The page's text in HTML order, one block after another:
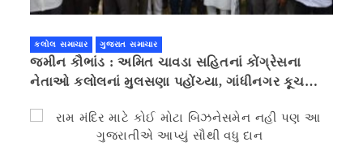
કલોલ સમાચાર ગુજરાત સમાચાર
જમીન કૌભાંડ : અમિત ચાવડા સહિતનાં કોંગ્રેસના
નેતાઓ કલોલનાં મુલસણા પહોંચ્યા, ગાંધીનગર કૂચ